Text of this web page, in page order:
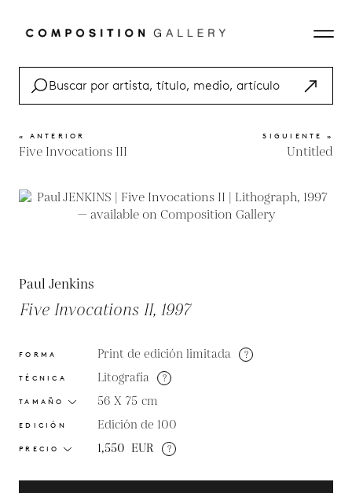
« ANTERIOR
Five Invocations III
SIGUIENTE »
Untitled
Paul Jenkins
Five Invocations II, 1997
FORMA Print de edición limitada ?
TÉCNICA Litografía ?
TAMAÑO 56 X 75 cm
EDICIÓN Edición de 100
PRECIO 1,550 EUR ?